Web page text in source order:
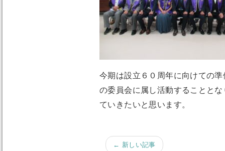
今期は設立６０周年に向けての
の委員会に属し活動することと
ていきたいと思います。
← 新しい記事